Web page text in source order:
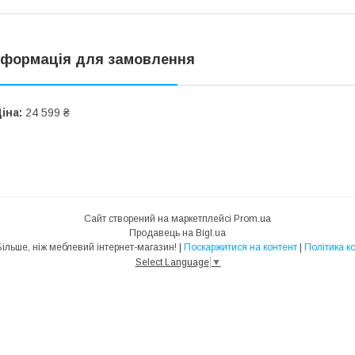
для замовлення
24 599 ₴
Сайт створений на маркетплейсі Prom.ua
Продавець на Bigl.ua
MebelTrade — Більше, ніж меблевий інтернет-магазин! | Поскаржитися на контент | Політика
Select Language ▼